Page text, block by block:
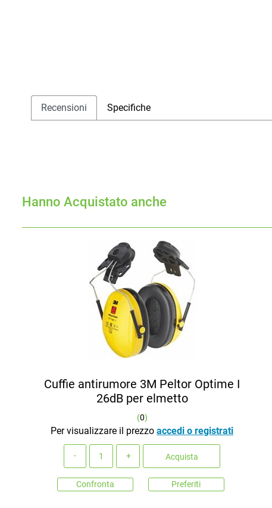
Recensioni Specifiche
Hanno Acquistato anche
Cuffie antirumore 3M Peltor Optime I
26dB per elmetto
(0)
Per visualizzare il prezzoaccedi o registrati
Acquista
Confronta Preferiti